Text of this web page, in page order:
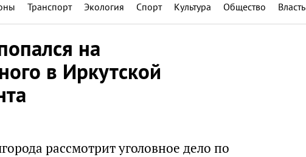
Транспорт Экология Спорт Культура Общество Власть
на
в Иркутской
рассмотрит уголовное дело по